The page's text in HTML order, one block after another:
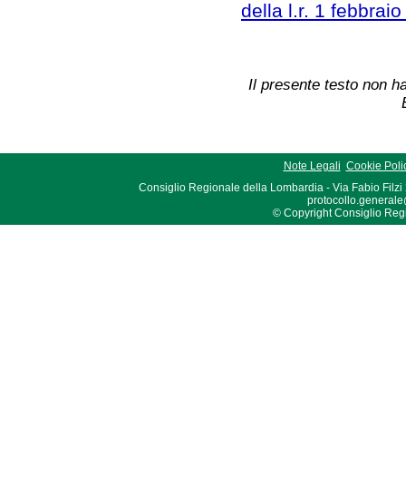
della l.r. 1
Il presente testo non
Note Legali Cookie
Consiglio Regionale della Lombardia - Via Fabio Filzi
© Copyright Consiglio